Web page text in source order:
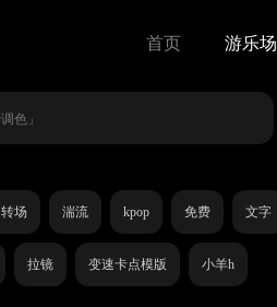
首页 游乐场
转场 湍流 kpop 免费 文字
拉镜 变速卡点模版 小羊h